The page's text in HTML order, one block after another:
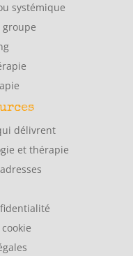
systémique
groupe
délivrent
et thérapie